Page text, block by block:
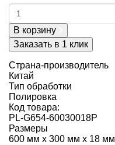
В корзину
Заказать в 1 клик
Страна-производитель
Китай
Тип обработки
Полировка
Код товара:
PL-G654-60030018P
Размеры
600 мм x 300 мм x 18 мм